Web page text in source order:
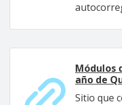
Módulos
año de
Sitio que